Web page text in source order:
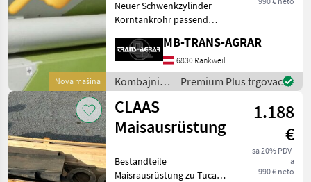
Nova mašina
Neuer Schwenkzylinder
Korntankrohr passend
Versand möglich. Kombajni
Žitni kombajni (kombajni za
žito)
MB-TRANS-AGRAR
6830 Rankweil
Kombajni /
Claas
Premium Plus trgovac
CLAAS
Maisausrüstung
1.188
€
sa 20% PDV-
a
990 € neto
Bestandteile
Maisrausrüstung zu Tucano